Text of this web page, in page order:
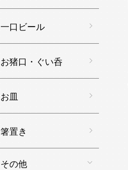
一口ビール
お猪口・ぐい呑
お皿
箸置き
その他